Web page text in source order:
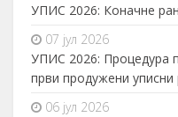
УПИС 2026: Коначне
07 јул 2026
УПИС 2026: Процедура
први продужени уписни
06 јул 2026